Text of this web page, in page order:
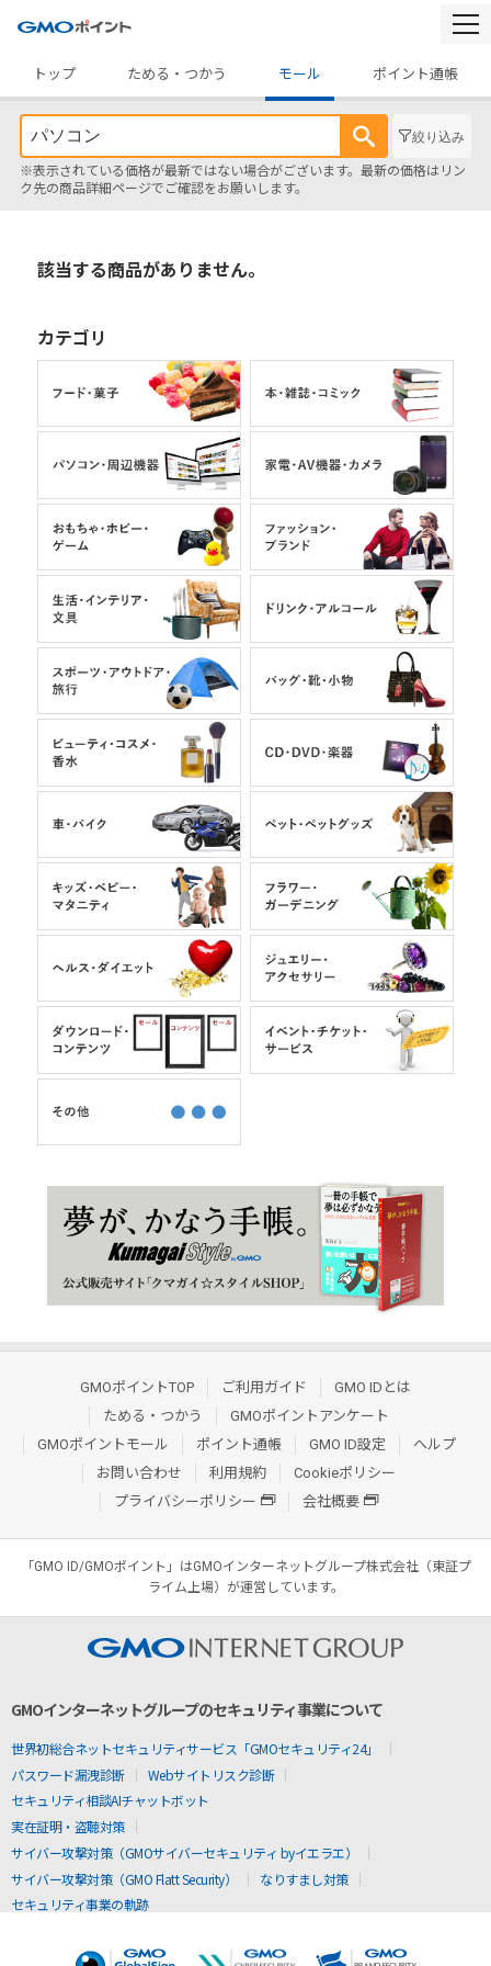
トップ
ためる・つかう モール ポイント通帳
絞り込み
※表示されている価格が最新ではない場合がございます。最新の価格はリン
ク先の商品詳細ページでご確認をお願いします。
該当する商品がありません。
カテゴリ
GMOポイントTOP ご利用ガイド
GMO IDとは
ためる・つかう
GMOポイントアンケート
GMOポイントモール
ポイント通帳 GMO ID設定
ヘルプ
お問い合わせ
利用規約
Cookieポリシー
プライバシーポリシー
会社概要
「GMO ID/GMOポイント」はGMOインターネットグループ株式会社（東証プ
ライム上場）が運営しています。
GMOインターネットグループのセキュリティ事業について
世界初総合ネットセキュリティサービス「GMOセキュリティ24」
パスワード漏洩診断
Webサイトリスク診断
セキュリティ相談AIチャットボット
実在証明・盗聴対策
サイバー攻撃対策（GMOサイバーセキュリティ byイエラエ）
サイバー攻撃対策（GMO Flatt Security）
なりすまし対策
セキュリティ事業の軌跡